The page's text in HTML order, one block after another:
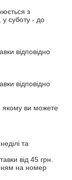
з
суботу - до
відповідно
відповідно
якому ви можете
та
від 45 грн.
на номер